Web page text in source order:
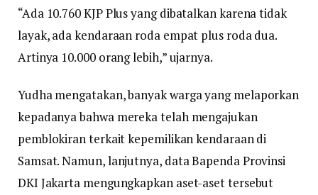
“Ada 10.760 KJP Plus yang dibatalkan karena tidak
layak, ada kendaraan roda empat plus roda dua.
Artinya 10.000 orang lebih,” ujarnya.
Yudha mengatakan, banyak warga yang melaporkan
kepadanya bahwa mereka telah mengajukan
pemblokiran terkait kepemilikan kendaraan di
Samsat. Namun, lanjutnya, data Bapenda Provinsi
DKI Jakarta mengungkapkan aset-aset tersebut